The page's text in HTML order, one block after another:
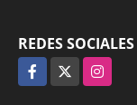
REDES SOCIALES
Facebook Instagram